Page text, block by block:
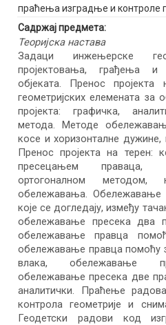
праћења изградње и контроле
Садржај предмета:
Теоријска настава
Задаци инжењерске
пројектовања, грађења и
објеката. Пренос
геометријских елемената
пројекта: графичка,
метода. Методе
косе и хоризонталне дужине,
Пренос пројекта на терен:
пресецањем праваца,
ортогоналном методом,
обележавања. Обележавање
које се догледају, између
обележавање пресека два
обележавање правца
обележавање правца помоћу
влака, обележавање
обележавање пресека две
аналитички. Праћење
контрола геометрије и
Геодетски радови код